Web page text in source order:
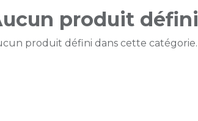
produit défini
produit défini dans cette catégorie.